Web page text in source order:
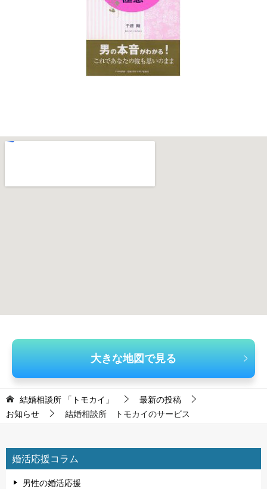
大きな地図で見る
結婚相談所 「トモカイ」
最新の投稿
お知らせ
結婚相談所 トモカイのサービス
婚活応援コラム
男性の婚活応援